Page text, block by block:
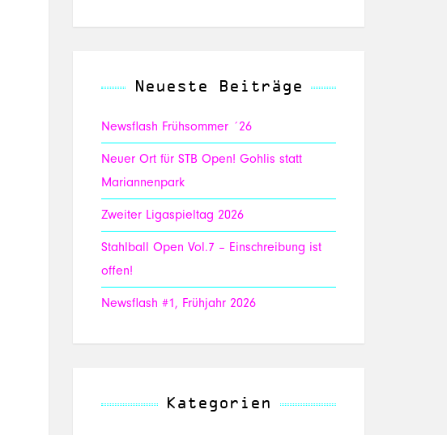
Neueste Beiträge
Newsflash Frühsommer ´26
Neuer Ort für STB Open! Gohlis statt
Mariannenpark
Zweiter Ligaspieltag 2026
Stahlball Open Vol.7 – Einschreibung ist
offen!
Newsflash #1, Frühjahr 2026
Kategorien